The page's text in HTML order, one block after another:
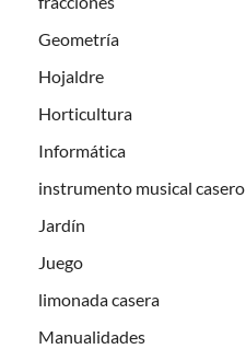
Geometría
Hojaldre
Horticultura
Informática
instrumento musical casero
Jardín
Juego
limonada casera
Manualidades